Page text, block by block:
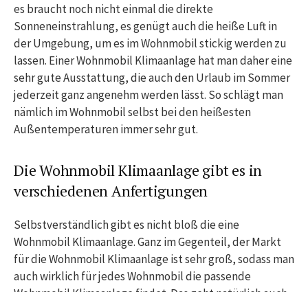
es braucht noch nicht einmal die direkte
Sonneneinstrahlung, es genügt auch die heiße Luft in
der Umgebung, um es im Wohnmobil stickig werden zu
lassen. Einer Wohnmobil Klimaanlage hat man daher eine
sehr gute Ausstattung, die auch den Urlaub im Sommer
jederzeit ganz angenehm werden lässt. So schlägt man
nämlich im Wohnmobil selbst bei den heißesten
Außentemperaturen immer sehr gut.
Die Wohnmobil Klimaanlage gibt es in
verschiedenen Anfertigungen
Selbstverständlich gibt es nicht bloß die eine
Wohnmobil Klimaanlage. Ganz im Gegenteil, der Markt
für die Wohnmobil Klimaanlage ist sehr groß, sodass man
auch wirklich für jedes Wohnmobil die passende